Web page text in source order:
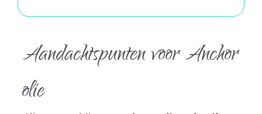
Aandachtspunten voor Anchor
olie